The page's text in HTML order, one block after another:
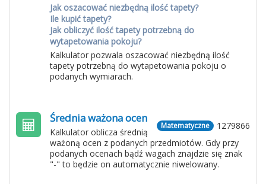
Jak oszacować niezbędną ilość tapety?
Ile kupić tapety?
Jak obliczyć ilość tapety potrzebną do
wytapetowania pokoju?
Kalkulator pozwala oszacować niezbędną ilość
tapety potrzebną do wytapetowania pokoju o
podanych wymiarach.
1279866
Matematyczne
Średnia ważona ocen
Kalkulator oblicza średnią
ważoną ocen z podanych przedmiotów. Gdy przy
podanych ocenach bądź wagach znajdzie się znak
"-" to będzie on automatycznie niwelowany.